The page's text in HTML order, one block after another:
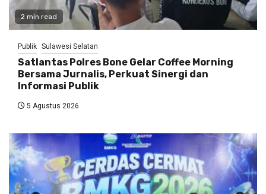
2 min read
Publik Sulawesi Selatan
Satlantas Polres Bone Gelar Coffee Morning
Bersama Jurnalis, Perkuat Sinergi dan
Informasi Publik
5 Agustus 2026